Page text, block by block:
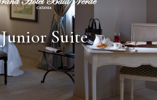
Junior Suite